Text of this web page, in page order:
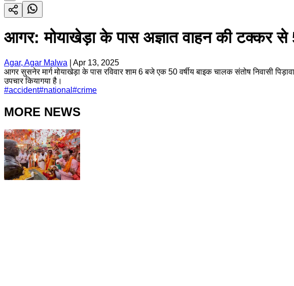
आगर: मोयाखेड़ा के पास अज्ञात वाहन की टक्कर
Agar, Agar Malwa
Apr 13, 2025
आगर सुसनेर मार्ग मोयाखेड़ा के पास रविवार शाम 6 बजे एक 50 वर्षीय बाइक चालक संतोष निवासी
उपचार कियागया है।
#accident#national #crime
MORE NEWS